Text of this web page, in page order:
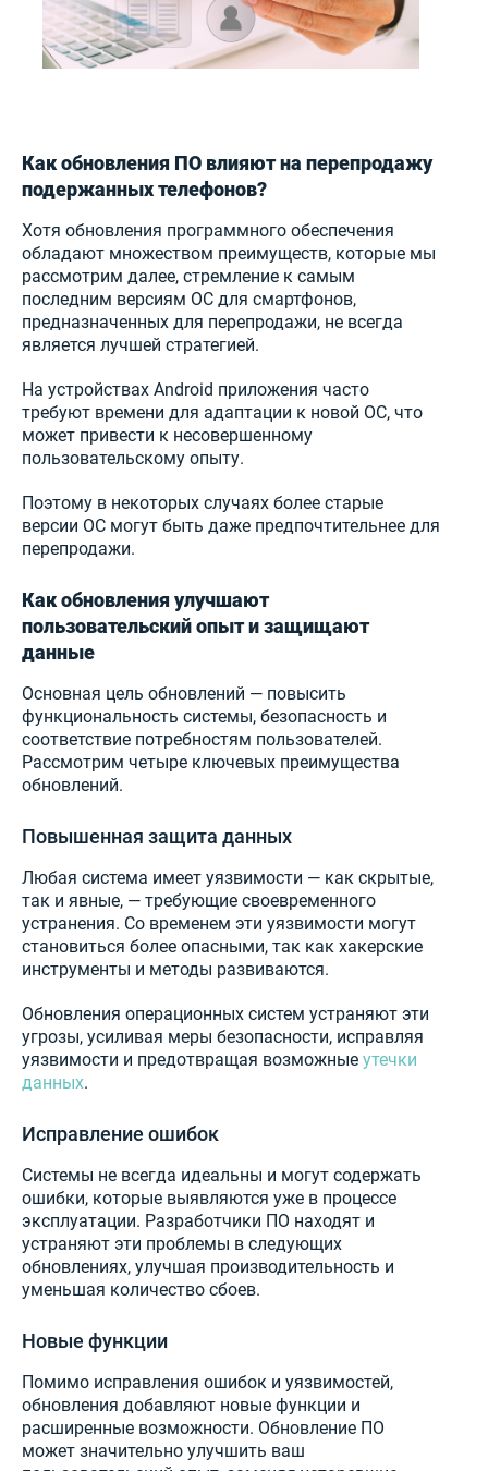
Как обновления ПО влияют на перепродажу
подержанных телефонов?
Хотя обновления программного обеспечения
обладают множеством преимуществ, которые мы
рассмотрим далее, стремление к самым
последним версиям ОС для смартфонов,
предназначенных для перепродажи, не всегда
является лучшей стратегией.
На устройствах Android приложения часто
требуют времени для адаптации к новой ОС, что
может привести к несовершенному
пользовательскому опыту.
Поэтому в некоторых случаях более старые
версии ОС могут быть даже предпочтительнее для
перепродажи.
Как обновления улучшают
пользовательский опыт и защищают
данные
Основная цель обновлений — повысить
функциональность системы, безопасность и
соответствие потребностям пользователей.
Рассмотрим четыре ключевых преимущества
обновлений.
Повышенная защита данных
Любая система имеет уязвимости — как скрытые,
так и явные, — требующие своевременного
устранения. Со временем эти уязвимости могут
становиться более опасными, так как хакерские
инструменты и методы развиваются.
Обновления операционных систем устраняют эти
угрозы, усиливая меры безопасности, исправляя
уязвимости и предотвращая возможные утечки
данных.
Исправление ошибок
Системы не всегда идеальны и могут содержать
ошибки, которые выявляются уже в процессе
эксплуатации. Разработчики ПО находят и
устраняют эти проблемы в следующих
обновлениях, улучшая производительность и
уменьшая количество сбоев.
Новые функции
Помимо исправления ошибок и уязвимостей,
обновления добавляют новые функции и
расширенные возможности. Обновление ПО
может значительно улучшить ваш